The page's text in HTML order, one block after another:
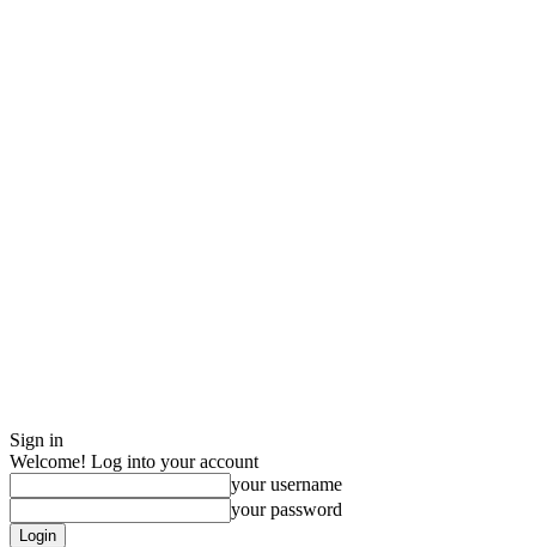
Sign in
Welcome! Log into your account
your username
your password